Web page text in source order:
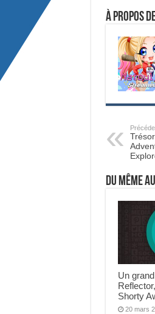
À propos
Du même
Un
Shorty
20 mars